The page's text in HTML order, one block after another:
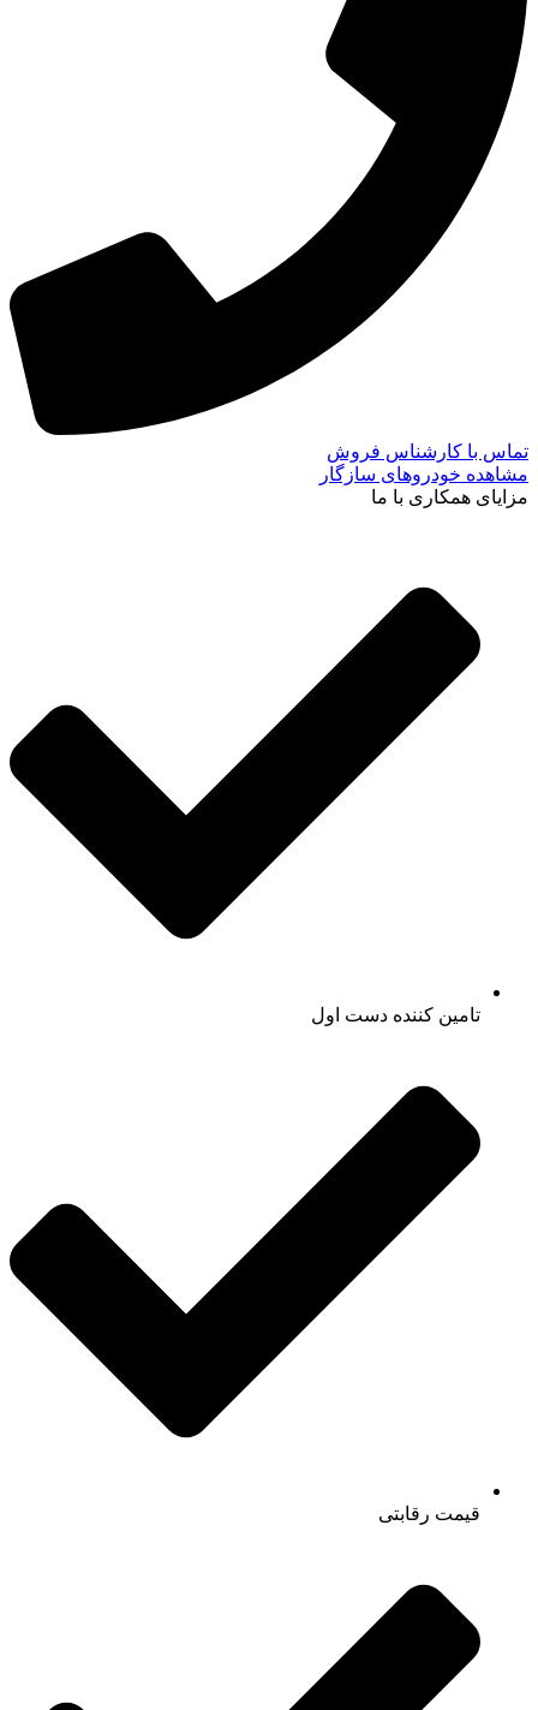
تماس با کارشناس فروش
مشاهده خودروهای سازگار
مزایای همکاری با ما
تامین کننده دست اول
قیمت رقابتی